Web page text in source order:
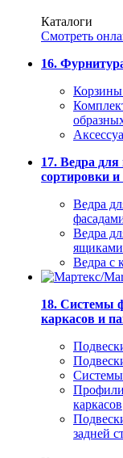
Каталоги
Смотреть
16.
Корзины
17. Ведра
сортировки и
Ведра
Ведра
ящиками
Ведра с
18. Системы
каркасов и
каркасов
задней